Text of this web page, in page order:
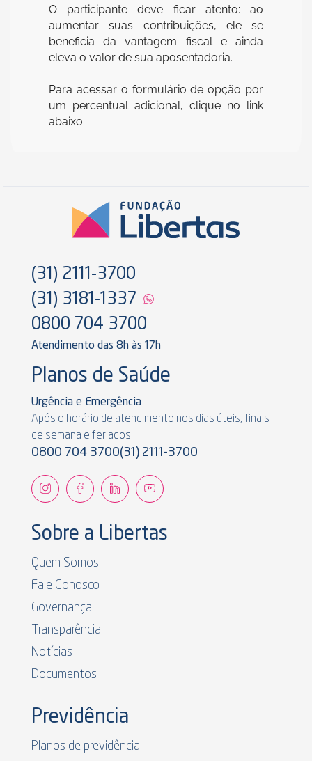
O participante deve ficar atento: ao
aumentar suas contribuições, ele se
beneficia da vantagem fiscal e ainda
eleva o valor de sua aposentadoria.
Para acessar o formulário de opção por
um percentual adicional, clique no link
abaixo.
(31) 2111-3700
(31) 3181-1337
0800 704 3700
Atendimento das 8h às 17h
Planos de Saúde
Urgência e Emergência
Após o horário de atendimento nos dias úteis, finais
de semana e feriados
0800 704 3700(31) 2111-3700
Sobre a Libertas
Quem Somos
Fale Conosco
Governança
Transparência
Notícias
Documentos
Previdência
Planos de previdência